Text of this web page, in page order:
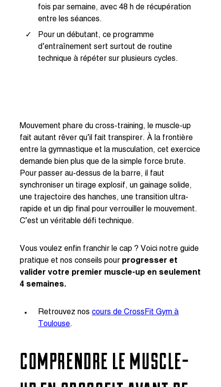
fois par semaine, avec 48 h de récupération
entre les séances.
Pour un débutant, ce programme
d’entraînement sert surtout de routine
technique à répéter sur plusieurs cycles.
Mouvement phare du cross-training, le muscle-up
fait autant rêver qu’il fait transpirer. À la frontière
entre la gymnastique et la musculation, cet exercice
demande bien plus que de la simple force brute.
Pour passer au-dessus de la barre, il faut
synchroniser un tirage explosif, un gainage solide,
une trajectoire des hanches, une transition ultra-
rapide et un dip final pour verrouiller le mouvement.
C’est un véritable défi technique.
Vous voulez enfin franchir le cap ? Voici notre guide
pratique et nos conseils pour progresser et
valider votre premier muscle-up en seulement
4 semaines.
Retrouvez noscours de CrossFit Gym à
Toulouse.
COMPRENDRE LE MUSCLE-